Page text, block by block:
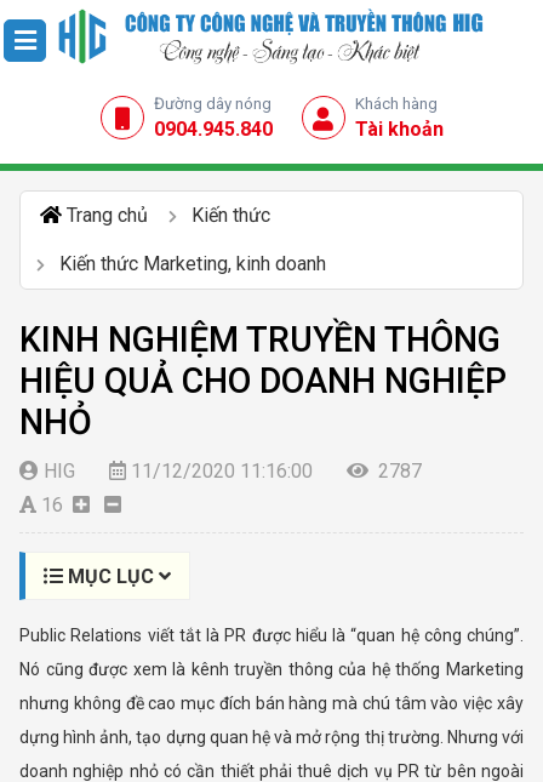
Đường dây nóng
0904.945.840
Khách hàng
Tài khoản
Trang chủ Kiến thức
Kiến thức Marketing, kinh doanh
KINH NGHIỆM TRUYỀN THÔNG
HIỆU QUẢ CHO DOANH NGHIỆP
NHỎ
HIG 11/12/2020 11:16:00
2787
16
MỤC LỤC
Public Relations viết tắt là PR được hiểu là “quan hệ công chúng”.
Nó cũng được xem là kênh truyền thông của hệ thống Marketing
nhưng không đề cao mục đích bán hàng mà chú tâm vào việc xây
dựng hình ảnh, tạo dựng quan hệ và mở rộng thị trường. Nhưng với
doanh nghiệp nhỏ có cần thiết phải thuê dịch vụ PR từ bên ngoài